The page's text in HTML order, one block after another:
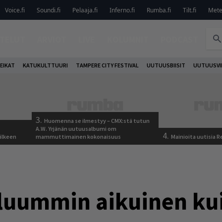
Voice.fi Soundi.fi Pelaaja.fi Inferno.fi Rumba.fi Tilt.fi
KATUKULTTUURI TAMPERE CITY FESTIVAL UUTUUSBIISIT
3. Huomenna se ilmestyy – CMX:stä tutun
A.W. Yrjänän uutuusalbumi om
mammuttimainen kokonaisuus
4. Mainioita uutisia
aikuinen